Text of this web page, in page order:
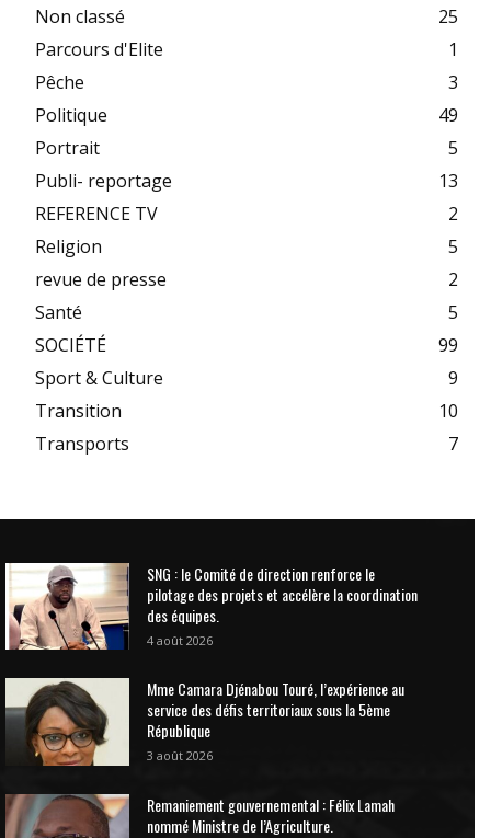
Non classé
25
Parcours d'Elite
1
Pêche
3
Politique
49
Portrait
5
Publi- reportage
13
REFERENCE TV
2
Religion
5
revue de presse
2
Santé
5
SOCIÉTÉ
99
Sport & Culture
9
Transition
10
Transports
7
SNG : le Comité de direction renforce le
pilotage des projets et accélère la coordination
des équipes.
4 août 2026
Mme Camara Djénabou Touré, l’expérience au
service des défis territoriaux sous la 5ème
République
3 août 2026
Remaniement gouvernemental : Félix Lamah
nommé Ministre de l’Agriculture.